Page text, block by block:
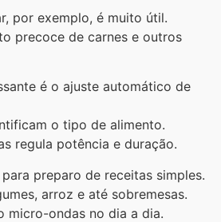
por exemplo, é muito útil.
precoce de carnes e outros
é o ajuste automático de
o tipo de alimento.
regula potência e duração.
preparo de receitas simples.
arroz e até sobremesas.
micro-ondas no dia a dia.